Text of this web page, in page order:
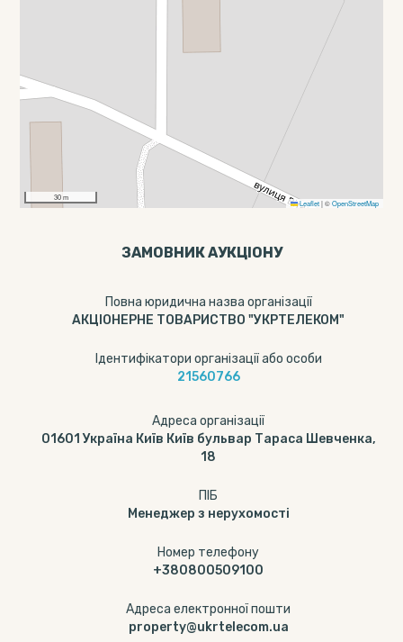
30 m
Leaflet |©OpenStreetMap
ЗАМОВНИК АУКЦІОНУ
Повна юридична назва організації
АКЦІОНЕРНЕ ТОВАРИСТВО "УКРТЕЛЕКОМ"
Ідентифікатори організації або особи
21560766
Адреса організації
01601 Україна Київ Київ бульвар Тараса Шевченка,
18
ПІБ
Менеджер з нерухомості
Номер телефону
+380800509100
Адреса електронної пошти
property@ukrtelecom.ua